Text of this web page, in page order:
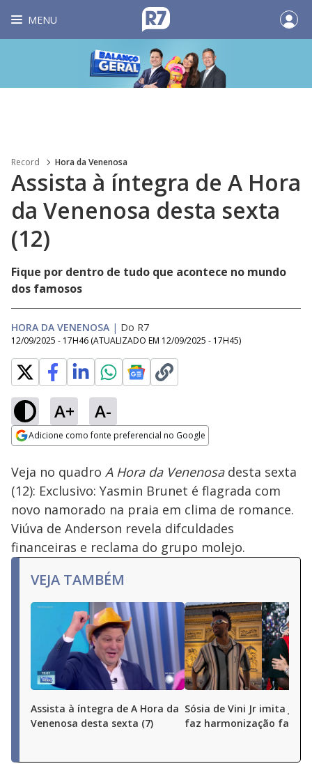
MENU
Record Hora da Venenosa
Assista à íntegra de A Hora
da Venenosa desta sexta
(12)
Fique por dentro de tudo que acontece no mundo
dos famosos
HORA DA VENENOSA | Do R7
12/09/2025 - 17H46 (ATUALIZADO EM 12/09/2025 - 17H45)
A+ A-
Adicione como fonte preferencial no Google
Ativar
Loaded:
4.69%
Veja no quadro A Hora da Venenosadesta sexta
(12): Exclusivo: Yasmin Brunet é flagrada com
novo namorado na praia em clima de romance.
Viúva de Anderson revela difculdades
financeiras e reclama do grupo molejo.
VEJA TAMBÉM
Assista à íntegra de A Hora da
Venenosa desta sexta (7)
Sósia de Vini Jr imita
faz harmonização facial